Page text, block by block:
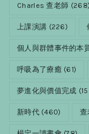
Charles 查老師 (268)
上課演講 (226)
個人與群體事件的本
呼吸為了療癒 (61)
夢進化與價值完成
新時代(460) 查